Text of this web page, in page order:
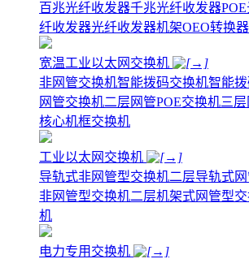
百兆光纤收发器千兆光纤收发器
纤收发器光纤收发器机架OEO转换器
宽温工业以太网交换机
非网管交换机智能拨码交换机智能
网管交换机二层网管POE交换机三
核心机框交换机
工业以太网交换机
导轨式非网管型交换机二层导轨式
非网管型交换机二层机架式网管型
机
电力专用交换机